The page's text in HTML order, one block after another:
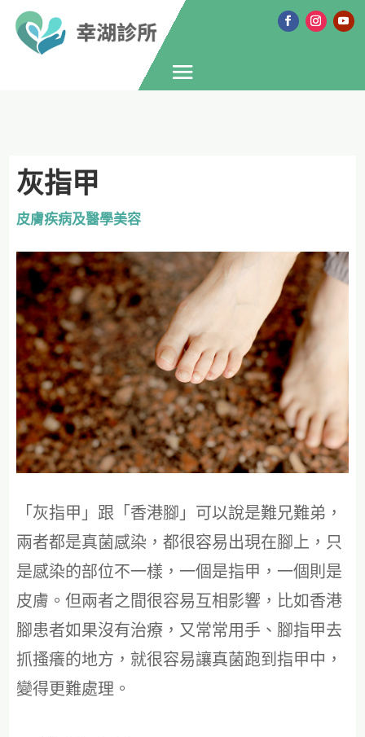
灰指甲
皮膚疾病及醫學美容
「灰指甲」跟「香港腳」可以說是難兄難弟，
兩者都是真菌感染，都很容易出現在腳上，只
是感染的部位不一樣，一個是指甲，一個則是
皮膚。但兩者之間很容易互相影響，比如香港
腳患者如果沒有治療，又常常用手、腳指甲去
抓搔癢的地方，就很容易讓真菌跑到指甲中，
變得更難處理。